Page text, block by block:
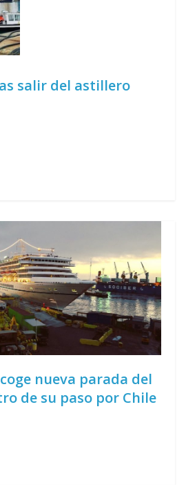
salir del astillero
nueva parada del
de su paso por Chile